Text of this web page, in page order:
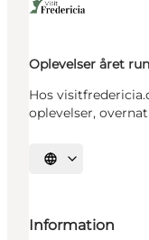
Oplevelser året
Hos
oplevelser,
Vælg sprog
Information